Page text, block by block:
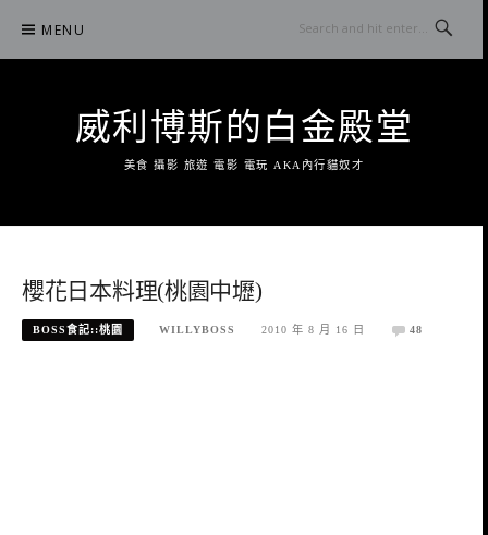
content
MENU
威利博斯的白金殿堂
美食 攝影 旅遊 電影 電玩 AKA內行貓奴才
櫻花日本料理(桃園中壢)
BOSS食記::桃園 WILLYBOSS 2010 年 8 月 16 日 48